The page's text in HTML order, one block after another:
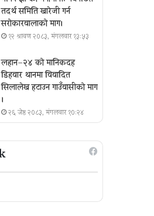
तदर्थ समिति खारेजी गर्न
सरोकारवालाको माग।
१२ श्रावण २०८३, मंगलवार १३:५३
लहान–२४ को मानिकदह
डिहवार थानमा विवादित
सिलालेख हटाउन गाउँवासीको माग
।
२६ जेष्ठ २०८३, मंगलवार १०:२४